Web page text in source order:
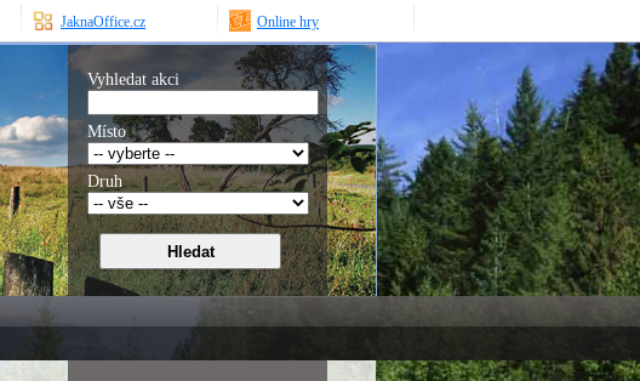
JaknaOffice.cz Online hry
Vyhledat akci
Místo
Druh